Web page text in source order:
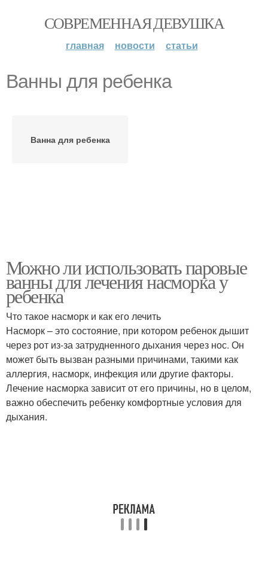
СОВРЕМЕННАЯ ДЕВУШКА
главная новости статьи
Ванны для ребенка
Ванна для ребенка
Можно ли использовать паровые
ванны для лечения насморка у
ребенка
Что такое насморк и как его лечить
Насморк – это состояние, при котором ребенок дышит
через рот из-за затрудненного дыхания через нос. Он
может быть вызван разными причинами, такими как
аллергия, насморк, инфекция или другие факторы.
Лечение насморка зависит от его причины, но в целом,
важно обеспечить ребенку комфортные условия для
дыхания.